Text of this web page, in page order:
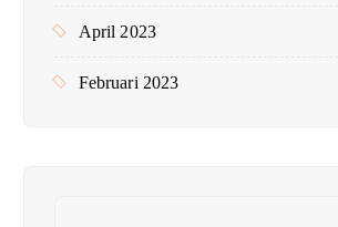
April 2023
Februari 2023